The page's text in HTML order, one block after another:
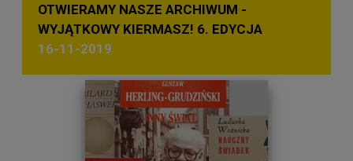
OTWIERAMY NASZE ARCHIWUM -
WYJĄTKOWY KIERMASZ! 6. EDYCJA
16-11-2019